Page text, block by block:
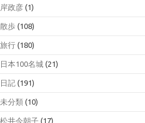
岸政彦 (1)
散歩 (108)
旅行 (180)
日本100名城 (21)
日記 (191)
未分類 (10)
松井今朝子 (17)